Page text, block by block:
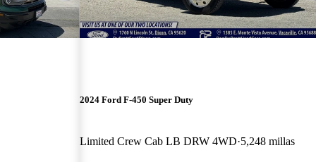
2024 Ford F-450 Super Duty
Limited Crew Cab LB DRW 4WD 5,248 millas